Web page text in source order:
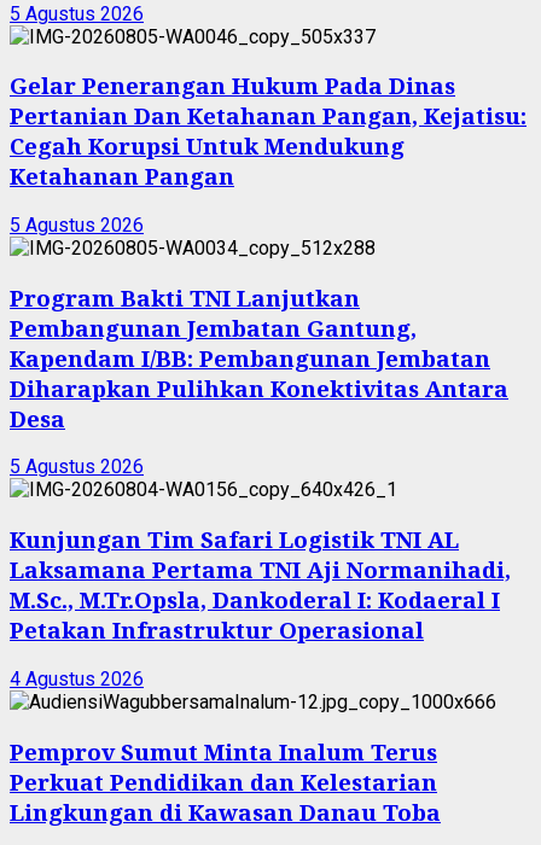
5 Agustus 2026
Gelar Penerangan Hukum Pada Dinas
Pertanian Dan Ketahanan Pangan, Kejatisu:
Cegah Korupsi Untuk Mendukung
Ketahanan Pangan
5 Agustus 2026
Program Bakti TNI Lanjutkan
Pembangunan Jembatan Gantung,
Kapendam I/BB: Pembangunan Jembatan
Diharapkan Pulihkan Konektivitas Antara
Desa
5 Agustus 2026
Kunjungan Tim Safari Logistik TNI AL
Laksamana Pertama TNI Aji Normanihadi,
M.Sc., M.Tr.Opsla, Dankoderal I: Kodaeral I
Petakan Infrastruktur Operasional
4 Agustus 2026
Pemprov Sumut Minta Inalum Terus
Perkuat Pendidikan dan Kelestarian
Lingkungan di Kawasan Danau Toba